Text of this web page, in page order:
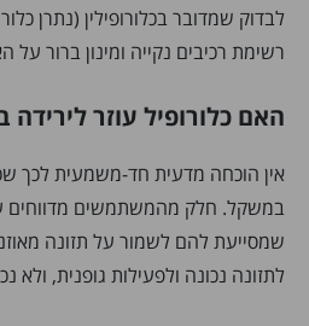
לבדוק שמדובר בכלורופילין (נתרן
רשימת רכיבים נקייה ומינון ברור על
האם כלורופיל עוזר
אין הוכחה מדעית חד-משמעית לכך
במשקל. חלק מהמשתמשים מדווחים
שמסייעת להם לשמור על תזונה
לתזונה נכונה ולפעילות גופנית, ולא